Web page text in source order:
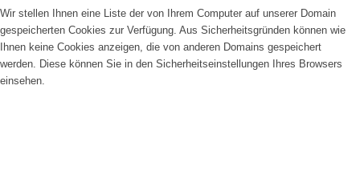
Wir stellen Ihnen eine Liste der von Ihrem Computer auf unserer Domain
gespeicherten Cookies zur Verfügung. Aus Sicherheitsgründen können wie
Ihnen keine Cookies anzeigen, die von anderen Domains gespeichert
werden. Diese können Sie in den Sicherheitseinstellungen Ihres Browsers
einsehen.